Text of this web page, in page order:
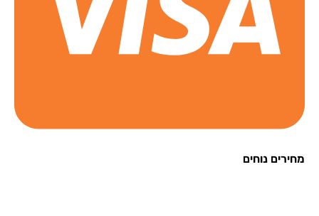
נוחים